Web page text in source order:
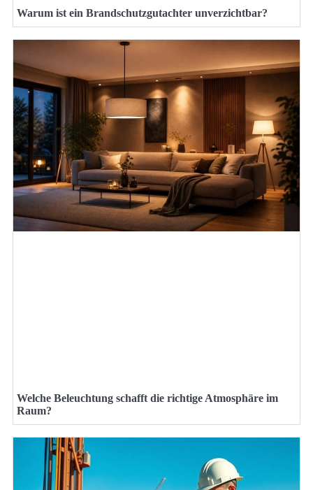
Warum ist ein Brandschutzgutachter unverzichtbar?
Welche Beleuchtung schafft die richtige Atmosphäre im
Raum?